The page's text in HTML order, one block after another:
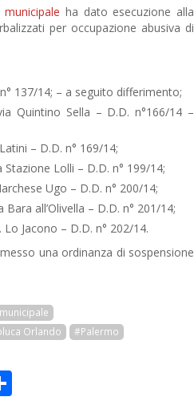
municipale ha dato esecuzione alla
per occupazione abusiva di
137/14; – a seguito differimento;
Quintino Sella – D.D. n°166/14 –
– D.D. n° 169/14;
Lolli – D.D. n° 199/14;
Ugo – D.D. n° 200/14;
all’Olivella – D.D. n° 201/14;
Jacono – D.D. n° 202/14.
una ordinanza di sospensione
Orlando
#Palermo